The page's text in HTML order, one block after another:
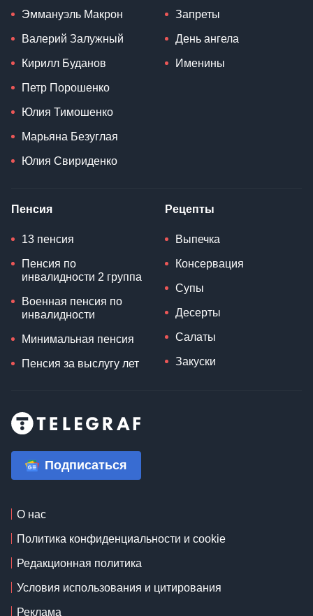
Эммануэль Макрон
Валерий Залужный
Кирилл Буданов
Петр Порошенко
Юлия Тимошенко
Марьяна Безуглая
Юлия Свириденко
Запреты
День ангела
Именины
Пенсия
13 пенсия
Пенсия по
инвалидности 2 группа
Военная пенсия по
инвалидности
Минимальная пенсия
Пенсия за выслугу лет
Рецепты
Выпечка
Консервация
Супы
Десерты
Салаты
Закуски
Подписаться
О нас
Политика конфиденциальности и cookie
Редакционная политика
Условия использования и цитирования
Реклама